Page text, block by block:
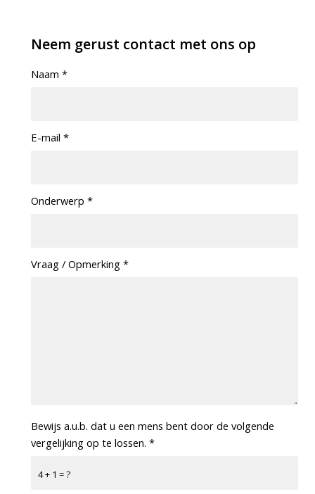
Neem gerust contact met ons op
Naam *
E-mail *
Onderwerp *
Vraag / Opmerking *
4 + 1 = ?
Bewijs a.u.b. dat u een mens bent door de volgende
vergelijking op te lossen. *